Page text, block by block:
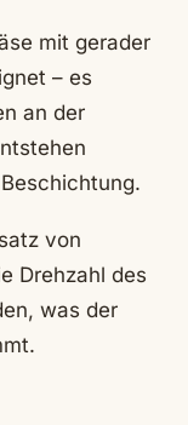
mit gerader
– es
an der
von
Drehzahl des
was der